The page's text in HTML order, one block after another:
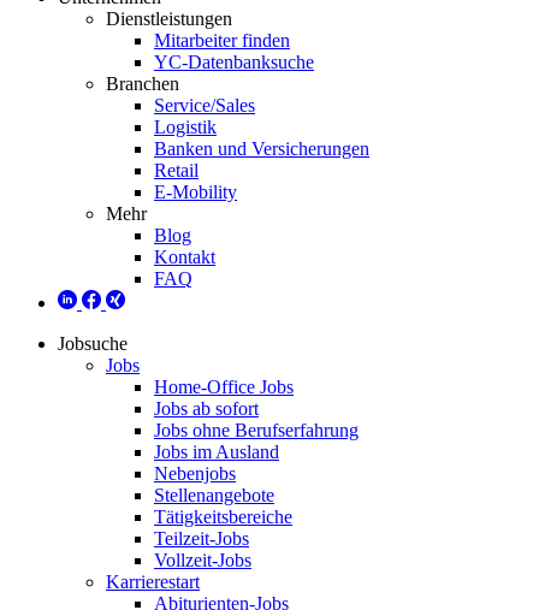
Dienstleistungen
Mitarbeiter finden
YC-Datenbanksuche
Branchen
Service/Sales
Logistik
Banken und Versicherungen
Retail
E-Mobility
Mehr
Blog
Kontakt
FAQ
Jobsuche
Jobs
Home-Office Jobs
Jobs ab sofort
Jobs ohne Berufserfahrung
Jobs im Ausland
Nebenjobs
Stellenangebote
Tätigkeitsbereiche
Teilzeit-Jobs
Vollzeit-Jobs
Karrierestart
Abiturienten-Jobs